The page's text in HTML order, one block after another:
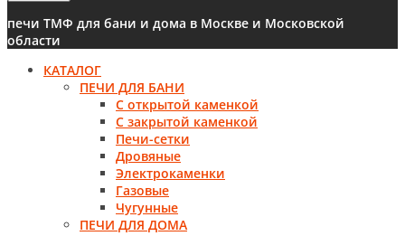
печи ТМФ для бани и дома в Москве и Московской
области
КАТАЛОГ
ПЕЧИ ДЛЯ БАНИ
С открытой каменкой
С закрытой каменкой
Печи-сетки
Дровяные
Электрокаменки
Газовые
Чугунные
ПЕЧИ ДЛЯ ДОМА